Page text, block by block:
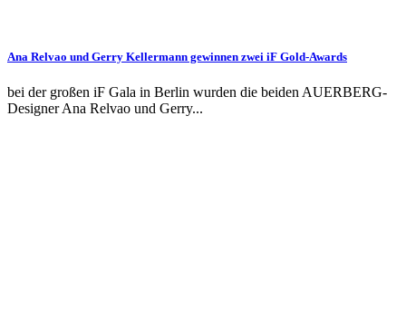
Ana Relvao und Gerry Kellermann gewinnen zwei iF Gold-Awards
bei der großen iF Gala in Berlin wurden die beiden AUERBERG-
Designer Ana Relvao und Gerry...